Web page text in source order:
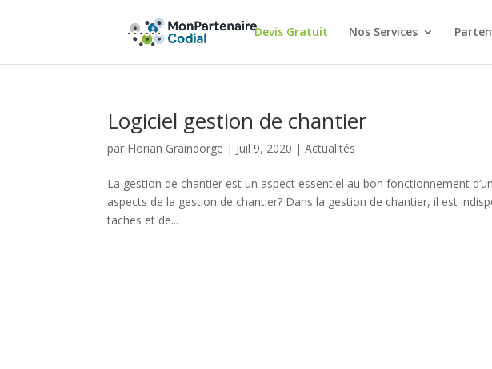
Devis Gratuit Nos Services
Logiciel gestion de chantier
par Florian Graindorge | Juil 9, 2020 |Actualités
La gestion de chantier est un aspect essentiel au bon fonctionnement
aspects de la gestion de chantier? Dans la gestion de chantier, il est
taches et de...